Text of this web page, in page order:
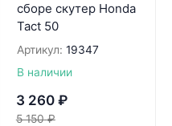
сборе скутер Honda
Tact 50
Артикул: 19347
В наличии
3 260 ₽
5 150 ₽